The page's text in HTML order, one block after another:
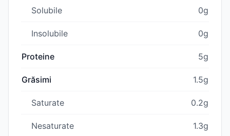
Solubile 0g
Insolubile 0g
Proteine 5g
Grăsimi 1.5g
Saturate 0.2g
Nesaturate 1.3g